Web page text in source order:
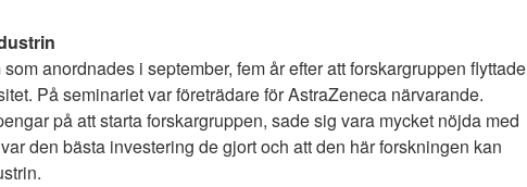
anordnades i september, fem år efter att forskargruppen flyttade
På seminariet var företrädare för AstraZeneca närvarande.
på att starta forskargruppen, sade sig vara mycket nöjda med
den bästa investering de gjort och att den här forskningen kan